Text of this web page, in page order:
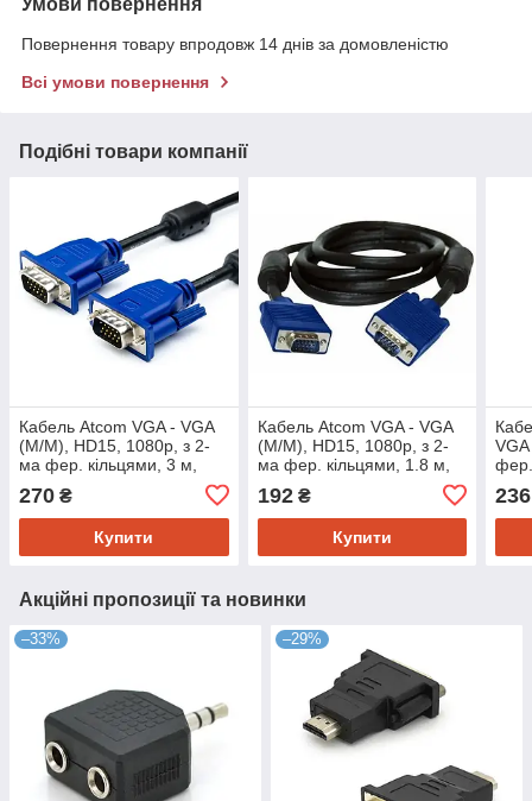
Умови повернення
Повернення товару впродовж 14 днів за домовленістю
Всі умови повернення
Подібні товари компанії
Кабель Atcom VGA - VGA
(M/M), HD15, 1080p, з 2-
ма фер. кільцями, 3 м,
270 ₴
Купити
Кабель Atcom VGA - VGA
(M/M), HD15, 1080p, з 2-
ма фер. кільцями, 1.8 м,
192₴
Купити
фер.
236
Акційні пропозиції та новинки
–33% –29%